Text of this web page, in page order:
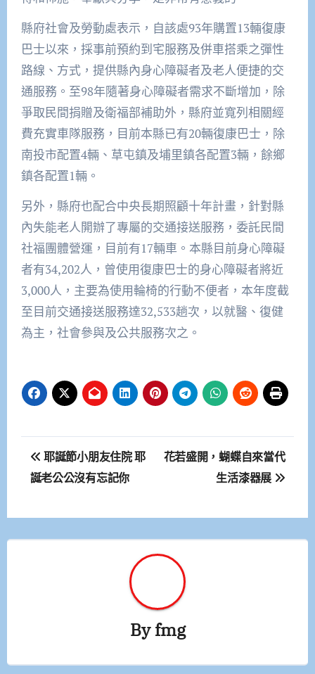
縣府社會及勞動處表示，自該處93年購置13輛復康
巴士以來，採事前預約到宅服務及併車搭乘之彈性
路線、方式，提供縣內身心障礙者及老人便捷的交
通服務。至98年隨著身心障礙者需求不斷增加，除
爭取民間捐贈及衛福部補助外，縣府並寬列相關經
費充實車隊服務，目前本縣已有20輛復康巴士，除
南投市配置4輛、草屯鎮及埔里鎮各配置3輛，餘鄉
鎮各配置1輛。
另外，縣府也配合中央長期照顧十年計畫，針對縣
內失能老人開辦了專屬的交通接送服務，委託民間
社福團體營運，目前有17輛車。本縣目前身心障礙
者有34,202人，曾使用復康巴士的身心障礙者將近
3,000人，主要為使用輪椅的行動不便者，本年度截
至目前交通接送服務達32,533趟次，以就醫、復健
為主，社會參與及公共服務次之。
文
章
覽
耶誕節小朋友住院 耶
誕老公公沒有忘記你
花若盛開，蝴蝶自來當代
生活漆器展
Byfmg